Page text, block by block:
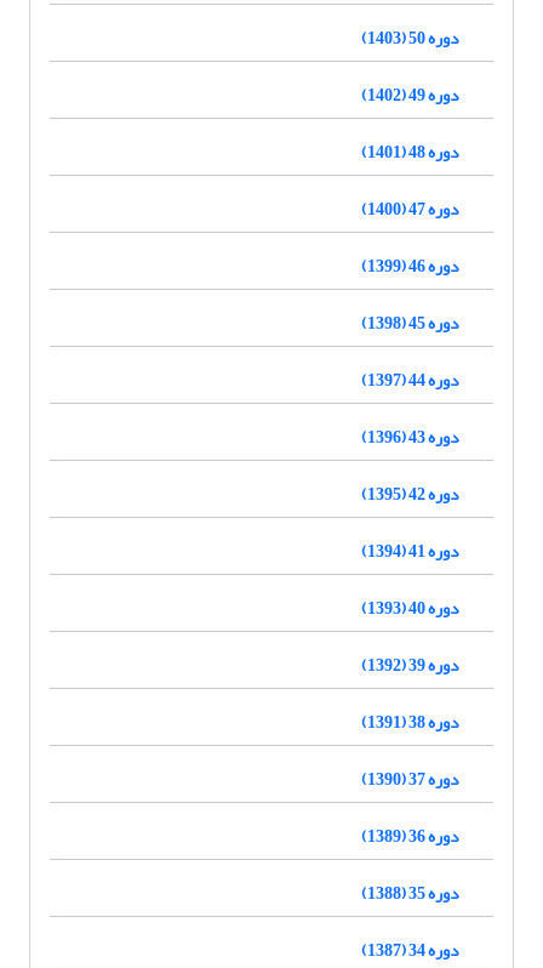
دوره 50 (1403)
دوره 49 (1402)
دوره 48 (1401)
دوره 47 (1400)
دوره 46 (1399)
دوره 45 (1398)
دوره 44 (1397)
دوره 43 (1396)
دوره 42 (1395)
دوره 41 (1394)
دوره 40 (1393)
دوره 39 (1392)
دوره 38 (1391)
دوره 37 (1390)
دوره 36 (1389)
دوره 35 (1388)
دوره 34 (1387)